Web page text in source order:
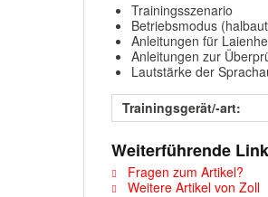
Trainingsszenario
Betriebsmodus
Anleitungen für
Anleitungen zur
Lautstärke der
Trainingsgerät/-art:
Weiterführende
Fragen zum Artikel?
Weitere Artikel von Zoll